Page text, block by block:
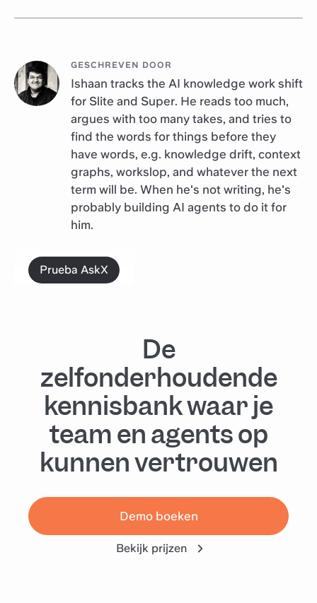
GESCHREVEN DOOR
Ishaan tracks the AI knowledge work shift
for Slite and Super. He reads too much,
argues with too many takes, and tries to
find the words for things before they
have words, e.g. knowledge drift, context
graphs, workslop, and whatever the next
term will be. When he's not writing, he's
probably building AI agents to do it for
him.
Prueba AskX
De
zelfonderhoudende
kennisbank waar je
team en agents op
kunnen vertrouwen
Demo boeken
Bekijk prijzen